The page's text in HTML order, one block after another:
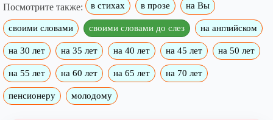
Посмотрите также: в стихах в прозе на Вы
своими словами своими словами до слез на английском
на 30 лет на 35 лет на 40 лет на 45 лет на 50 лет
на 55 лет на 60 лет на 65 лет на 70 лет
пенсионеру молодому